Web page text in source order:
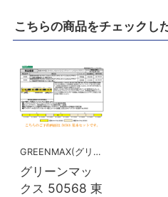
こちらの商品をチェックし
GREENMAX(グリーンマックス）
グリーンマッ
クス 50568 東